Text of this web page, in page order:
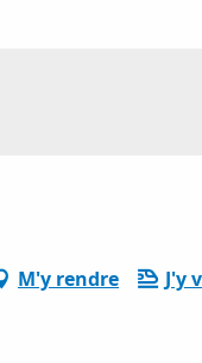
M'y rendre J'y